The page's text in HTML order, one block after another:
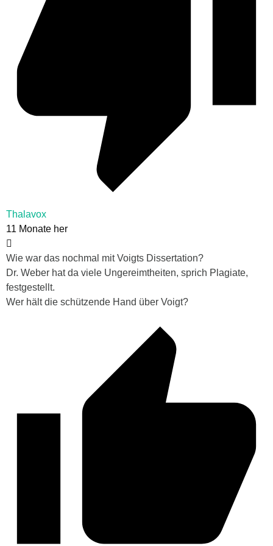
Thalavox
11 Monate her
Wie war das nochmal mit Voigts Dissertation?
Dr. Weber hat da viele Ungereimtheiten, sprich Plagiate,
festgestellt.
Wer hält die schützende Hand über Voigt?